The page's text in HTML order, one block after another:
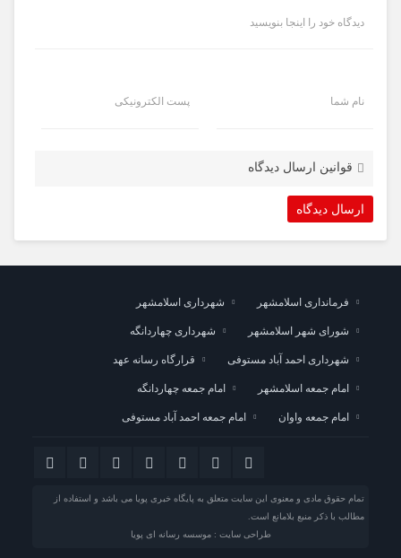
دیدگاه خود را اینجا بنویسید
نام شما پست الکترونیکی
قوانین ارسال دیدگاه
فرمانداری اسلامشهر شهرداری اسلامشهر
شورای شهر اسلامشهر شهرداری چهاردانگه
شهرداری احمد آباد مستوفی قرارگاه رسانه عهد
امام جمعه اسلامشهر امام جمعه چهاردانگه
امام جمعه واوان امام جمعه احمد آباد مستوفی
تمام حقوق مادی و معنوی این سایت متعلق به پایگاه خبری پویا می باشد و استفاده از
مطالب با ذکر منبع بلامانع است.
طراحی سایت : موسسه رسانه ای پویا